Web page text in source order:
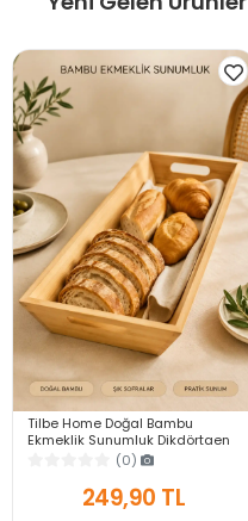
Tilbe Home Doğal Bambu
Ekmeklik Sunumluk Dikdörtgen
Kahvaltı ve Servis Sepeti
(0)
249,90 TL